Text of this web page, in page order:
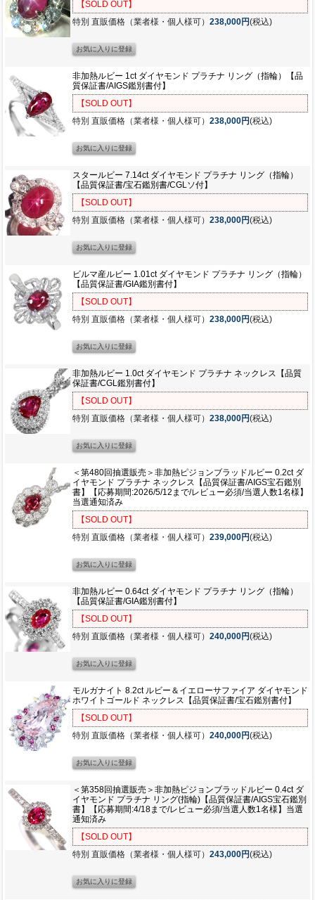
【SOLD OUT】
特別 直販価格（業者様・個人様可） 238,000円(税込)
非加熱ルビー 1ct ダイヤモンド プラチナ リング（指輪）【品
質保証書/AIGS鑑別書付】
【SOLD OUT】
特別 直販価格（業者様・個人様可） 238,000円(税込)
スタールビー 7.14ct ダイヤモンド プラチナ リング（指輪）
【品質保証書/宝石鑑別書/CGLソ付】
【SOLD OUT】
特別 直販価格（業者様・個人様可） 238,000円(税込)
ビルマ産ルビー 1.01ct ダイヤモンド プラチナ リング（指輪）
【品質保証書/GIA鑑別書付】
【SOLD OUT】
特別 直販価格（業者様・個人様可） 238,000円(税込)
非加熱ルビー 1.0ct ダイヤモンド プラチナ ネックレス【品質
保証書/CGL鑑別書付】
【SOLD OUT】
特別 直販価格（業者様・個人様可） 238,000円(税込)
＜第480回抽選販売＞非加熱ピジョンブラッドルビー 0.2ct ダ
イヤモンド プラチナ ネックレス【品質保証書/AIGS宝石鑑別
書】【応募期間:2026/5/12まで/レビュー必須/当選人数1名様】
当選通知済み
【SOLD OUT】
特別 直販価格（業者様・個人様可） 239,000円(税込)
非加熱ルビー 0.64ct ダイヤモンド プラチナ リング（指輪）
【品質保証書/GIA鑑別書付】
【SOLD OUT】
特別 直販価格（業者様・個人様可） 240,000円(税込)
モルガナイト 8.2ct ルビー＆イエローサファイア ダイヤモンド
ホワイトゴールド ネックレス【品質保証書/宝石鑑別書付】
【SOLD OUT】
特別 直販価格（業者様・個人様可） 240,000円(税込)
＜第358回抽選販売＞非加熱ピジョンブラッドルビー 0.4ct ダ
イヤモンド プラチナ リング(指輪)【品質保証書/AIGS宝石鑑別
書】【応募期間:4/18まで/レビュー必須/当選人数1名様】当選
通知済み
【SOLD OUT】
特別 直販価格（業者様・個人様可） 243,000円(税込)